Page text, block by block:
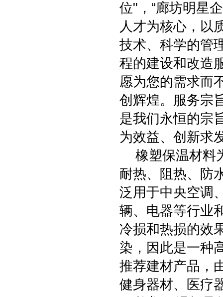
位"，“廊坊明星
人才为核心，以
技术、科学的管
程的建设和改造
愿为您的需求而
创辉煌。服务宗
是我们永恒的宗
为效益、创新求
橡塑保温材料
耐热、阻热、防
泛用于中央空调
辆、电器等行业
冷损和热损的效
染，因此是一种
推荐建材产品，
健身器材、医疗